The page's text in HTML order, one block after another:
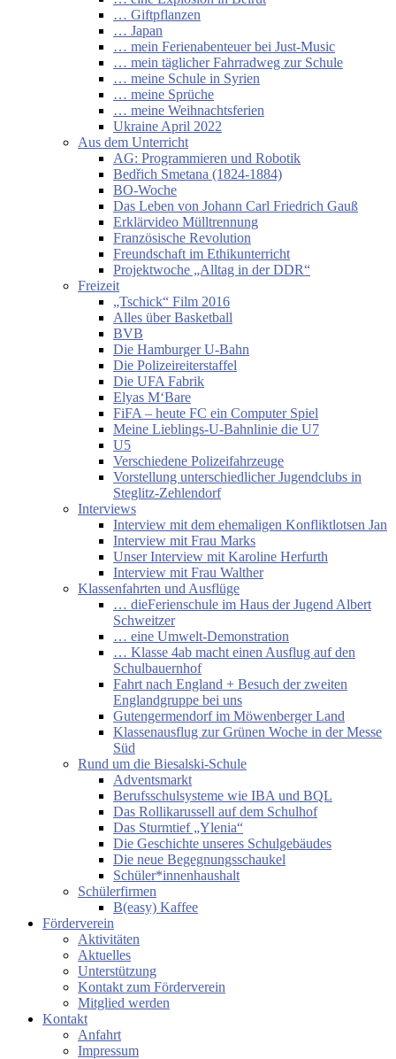
… Giftpflanzen
… Japan
… mein Ferienabenteuer bei Just-Music
… mein täglicher Fahrradweg zur Schule
… meine Schule in Syrien
… meine Sprüche
… meine Weihnachtsferien
Ukraine April 2022
Aus dem Unterricht
AG: Programmieren und Robotik
Bedřich Smetana (1824-1884)
BO-Woche
Das Leben von Johann Carl Friedrich Gauß
Erklärvideo Mülltrennung
Französische Revolution
Freundschaft im Ethikunterricht
Projektwoche „Alltag in der DDR“
Freizeit
„Tschick“ Film 2016
Alles über Basketball
BVB
Die Hamburger U-Bahn
Die Polizeireiterstaffel
Die UFA Fabrik
Elyas M‘Bare
FiFA – heute FC ein Computer Spiel
Meine Lieblings-U-Bahnlinie die U7
U5
Verschiedene Polizeifahrzeuge
Vorstellung unterschiedlicher Jugendclubs in
Steglitz-Zehlendorf
Interviews
Interview mit dem ehemaligen Konfliktlotsen Jan
Interview mit Frau Marks
Unser Interview mit Karoline Herfurth
Interview mit Frau Walther
Klassenfahrten und Ausflüge
… dieFerienschule im Haus der Jugend Albert
Schweitzer
… eine Umwelt-Demonstration
… Klasse 4ab macht einen Ausflug auf den
Schulbauernhof
Fahrt nach England + Besuch der zweiten
Englandgruppe bei uns
Gutengermendorf im Möwenberger Land
Klassenausflug zur Grünen Woche in der Messe
Süd
Rund um die Biesalski-Schule
Adventsmarkt
Berufsschulsysteme wie IBA und BQL
Das Rollikarussell auf dem Schulhof
Das Sturmtief „Ylenia“
Die Geschichte unseres Schulgebäudes
Die neue Begegnungsschaukel
Schüler*innenhaushalt
Schülerfirmen
B(easy) Kaffee
Förderverein
Aktivitäten
Aktuelles
Unterstützung
Kontakt zum Förderverein
Mitglied werden
Kontakt
Anfahrt
Impressum